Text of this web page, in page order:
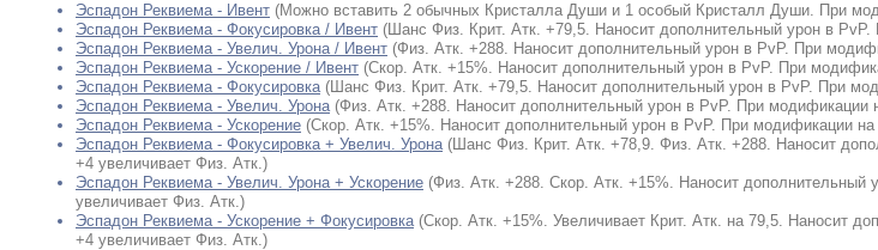
Эспадон Реквиема - Ивент (Можно вставить 2 обычных Кристалла Души и 1 особый Кристалл Души. При
Эспадон Реквиема - Фокусировка / Ивент (Шанс Физ. Крит. Атк. +79,5. Наносит дополнительный урон в
Эспадон Реквиема - Увелич. Урона / Ивент (Физ. Атк. +288. Наносит дополнительный урон в PvP. При
Эспадон Реквиема - Ускорение / Ивент (Скор. Атк. +15%. Наносит дополнительный урон в PvP. При
Эспадон Реквиема - Фокусировка (Шанс Физ. Крит. Атк. +79,5. Наносит дополнительный урон в PvP. При
Эспадон Реквиема - Увелич. Урона (Физ. Атк. +288. Наносит дополнительный урон в PvP. При модификации
Эспадон Реквиема - Ускорение (Скор. Атк. +15%. Наносит дополнительный урон в PvP. При модификации
Эспадон Реквиема - Фокусировка + Увелич. Урона (Шанс Физ. Крит. Атк. +78,9. Физ. Атк. +288. Наносит
+4 увеличивает Физ. Атк.)
Эспадон Реквиема - Увелич. Урона + Ускорение (Физ. Атк. +288. Скор. Атк. +15%. Наносит дополнительный
увеличивает Физ. Атк.)
Эспадон Реквиема - Ускорение + Фокусировка (Скор. Атк. +15%. Увеличивает Крит. Атк. на 79,5. Наносит
+4 увеличивает Физ. Атк.)